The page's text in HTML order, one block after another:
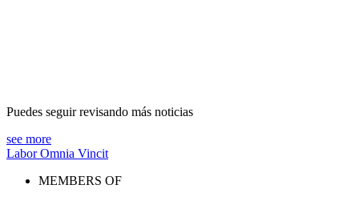
Puedes seguir revisando más noticias
see more
Labor Omnia Vincit
MEMBERS OF